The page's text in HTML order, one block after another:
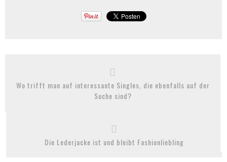
Wo trifft man auf interessante Singles, die ebenfalls auf der
Suche sind?
Die Lederjacke ist und bleibt Fashionliebling